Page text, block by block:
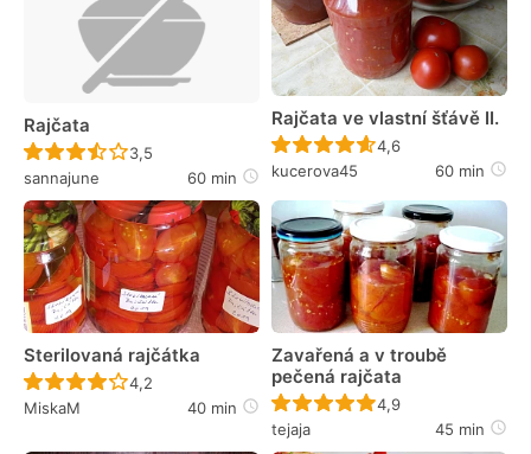
Rajčata
Recept ještě nebyl hodnocen
3,5
sannajune
60 min
Rajčata ve vlastní šťávě II.
Recept ještě nebyl
4,6
kucerova45
60 min
Sterilovaná rajčátka
Recept ještě nebyl hodnocen
4,2
MiskaM
40 min
Zavařená a v troubě
pečená rajčata
Recept ještě nebyl
4,9
tejaja
45 min